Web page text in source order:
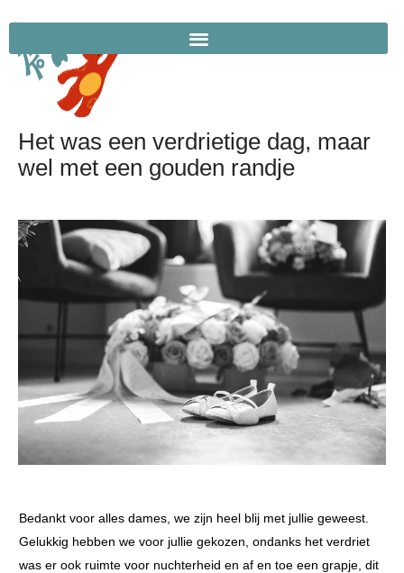
Het was een verdrietige dag, maar
wel met een gouden randje
Bedankt voor alles dames, we zijn heel blij met jullie geweest.
Gelukkig hebben we voor jullie gekozen, ondanks het verdriet
was er ook ruimte voor nuchterheid en af en toe een grapje, dit